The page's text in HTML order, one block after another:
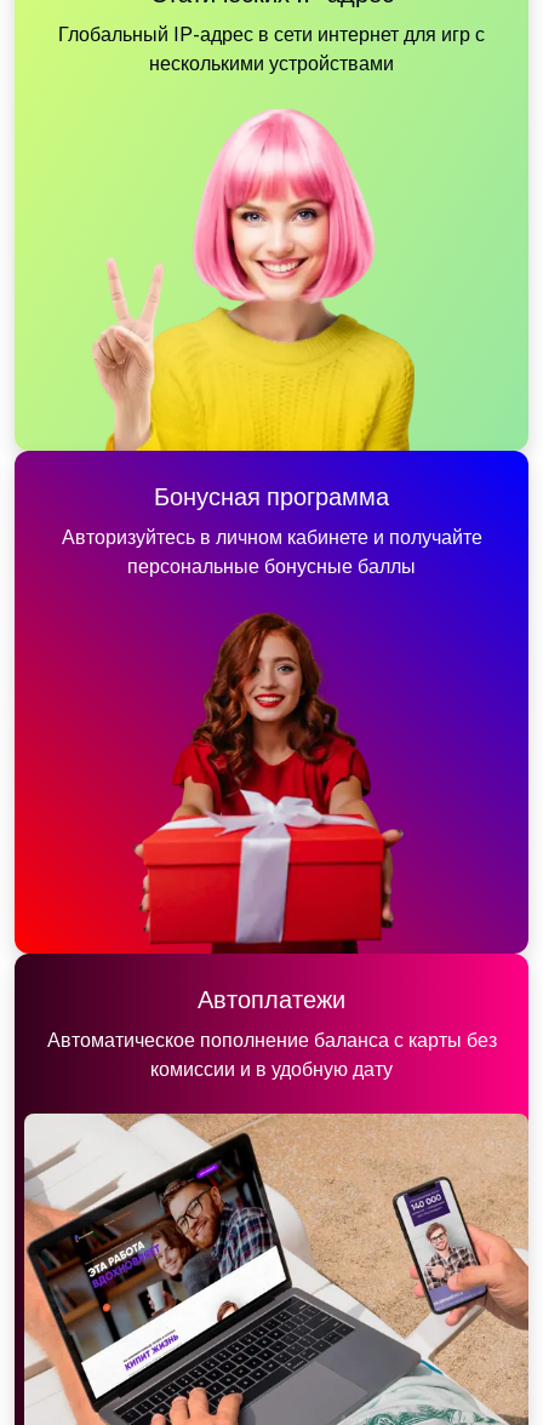
Глобальный IP-адрес в сети интернет для игр с
несколькими устройствами
Бонусная программа
Авторизуйтесь в личном кабинете и получайте
персональные бонусные баллы
Автоплатежи
Автоматическое пополнение баланса с карты без
комиссии и в удобную дату